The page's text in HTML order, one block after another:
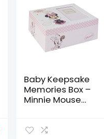
Baby Keepsake
Memories Box –
Minnie Mouse